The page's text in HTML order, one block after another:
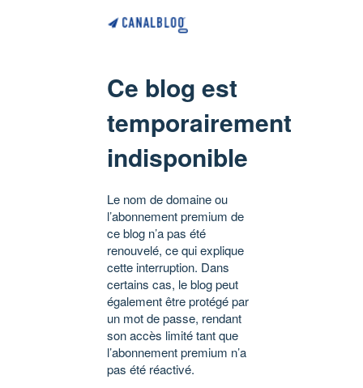
Ce blog est
temporairement
indisponible
Le nom de domaine ou
l’abonnement premium de
ce blog n’a pas été
renouvelé, ce qui explique
cette interruption. Dans
certains cas, le blog peut
également être protégé par
un mot de passe, rendant
son accès limité tant que
l’abonnement premium n’a
pas été réactivé.